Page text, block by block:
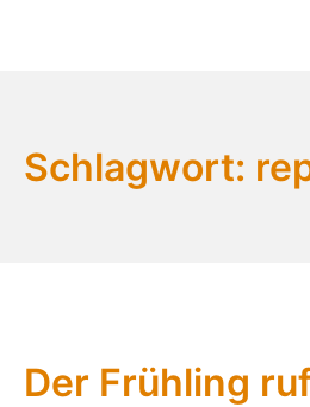
Bikekitchen
Schlagwort:
Der Frühling